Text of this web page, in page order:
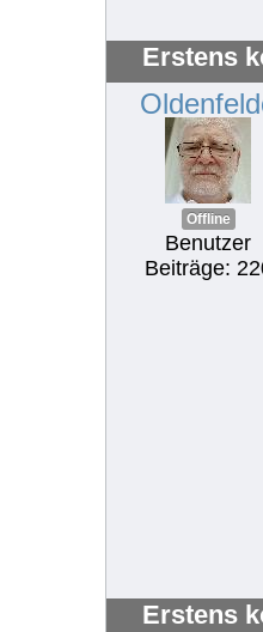
Erstens
Offline
Benutzer
Beiträge:
Erstens